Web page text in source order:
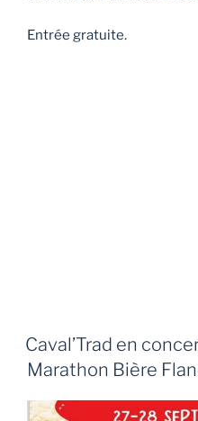
Entrée gratuite.
Caval’Trad en
Marathon Bière